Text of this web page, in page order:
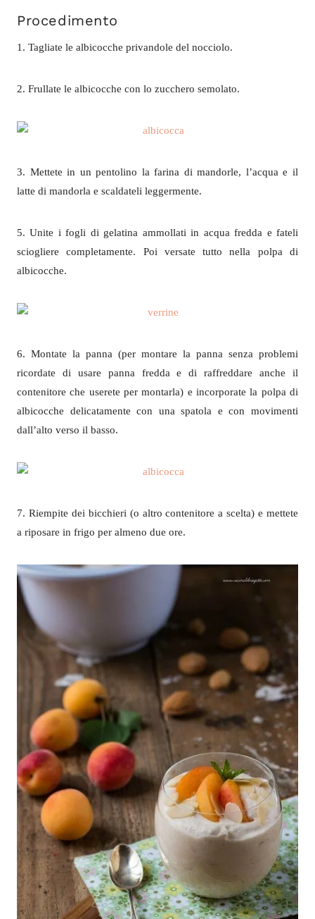
Procedimento
1. Tagliate le albicocche privandole del nocciolo.
2. Frullate le albicocche con lo zucchero semolato.
3. Mettete in un pentolino la farina di mandorle, l’acqua e il
latte di mandorla e scaldateli leggermente.
5. Unite i fogli di gelatina ammollati in acqua fredda e fateli
sciogliere completamente. Poi versate tutto nella polpa di
albicocche.
6. Montate la panna (per montare la panna senza problemi
ricordate di usare panna fredda e di raffreddare anche il
contenitore che userete per montarla) e incorporate la polpa di
albicocche delicatamente con una spatola e con movimenti
dall’alto verso il basso.
7. Riempite dei bicchieri (o altro contenitore a scelta) e mettete
a riposare in frigo per almeno due ore.